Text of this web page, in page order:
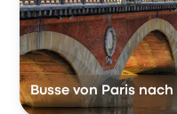
Busse von Paris